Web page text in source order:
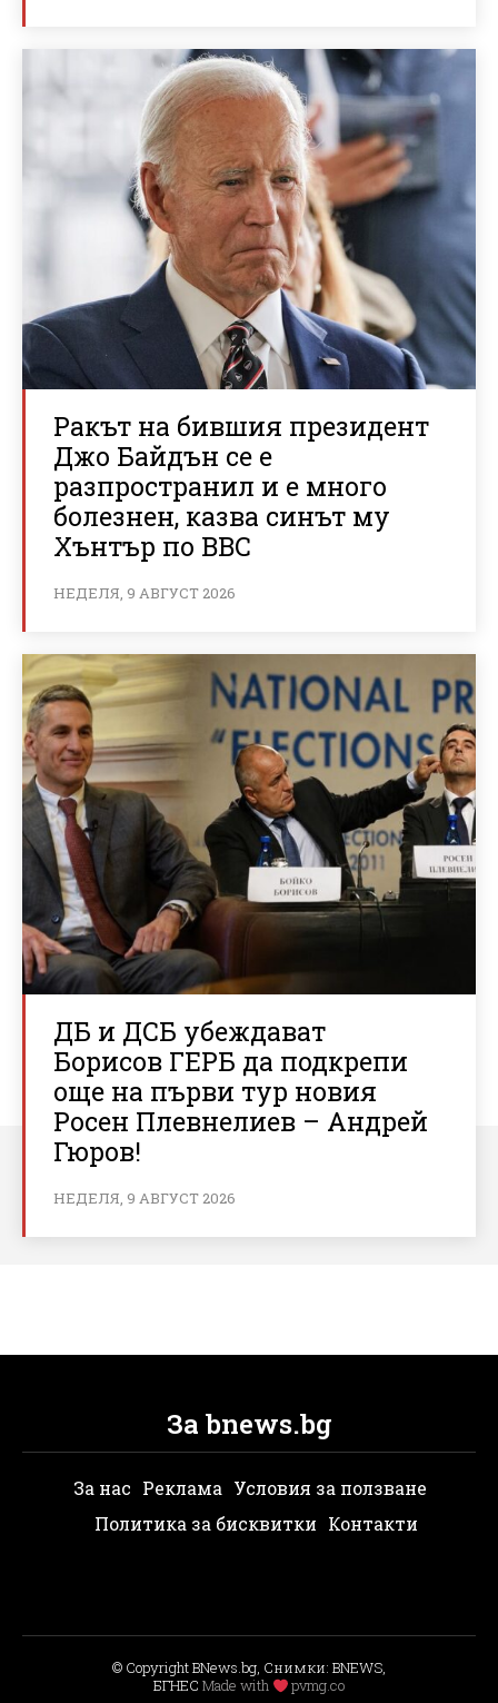
Ракът на бившия президент
Джо Байдън се е
разпространил и е много
болезнен, казва синът му
Хънтър по BBC
НЕДЕЛЯ, 9 АВГУСТ 2026
ДБ и ДСБ убеждават
Борисов ГЕРБ да подкрепи
още на първи тур новия
Росен Плевнелиев – Андрей
Гюров!
НЕДЕЛЯ, 9 АВГУСТ 2026
За bnews.bg
За нас Реклама Условия за ползване
Политика за бисквитки Контакти
© Copyright BNews.bg, Снимки: BNEWS,
БГНЕС Мade with pvmg.co